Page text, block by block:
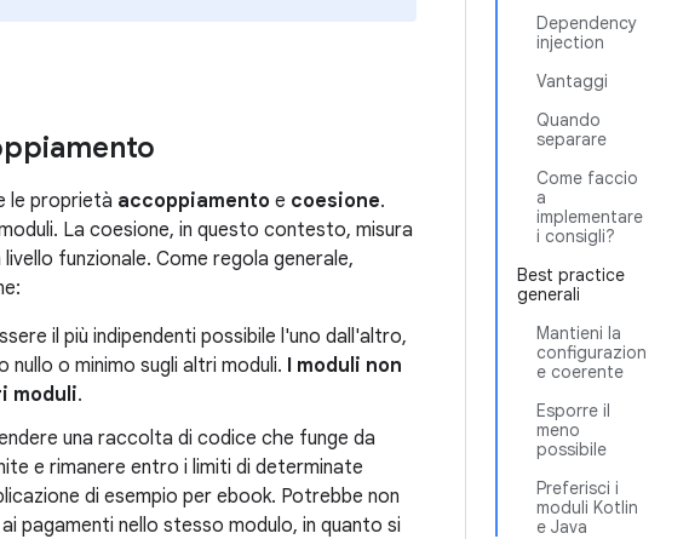
Dependency
injection
Vantaggi
Quando
separare
Come faccio
a
implementare
i consigli?
Best practice
generali
Mantieni la
configurazion
e coerente
Esporre il
meno
possibile
Preferisci i
moduli Kotlin
e Java
le proprietà accoppiamento e coesione.
La coesione, in questo contesto, misura
funzionale. Come regola generale,
il più indipendenti possibile l'uno dall'altro,
o minimo sugli altri moduli. I moduli non
moduli.
una raccolta di codice che funge da
e rimanere entro i limiti di determinate
di esempio per ebook. Potrebbe non
pagamenti nello stesso modulo, in quanto si